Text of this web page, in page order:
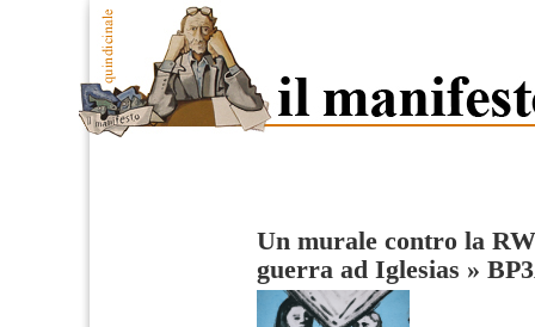
Un murale contro la
guerra ad Iglesias »